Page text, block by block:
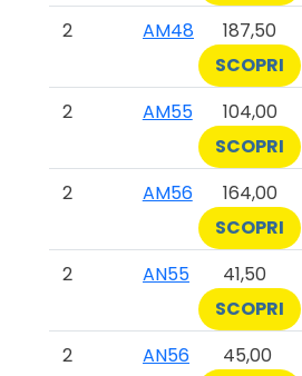
2
AM48 187,50
SCOPRI
2
AM55 104,00
SCOPRI
2
AM56 164,00
SCOPRI
2
AN55 41,50
SCOPRI
2
AN56 45,00